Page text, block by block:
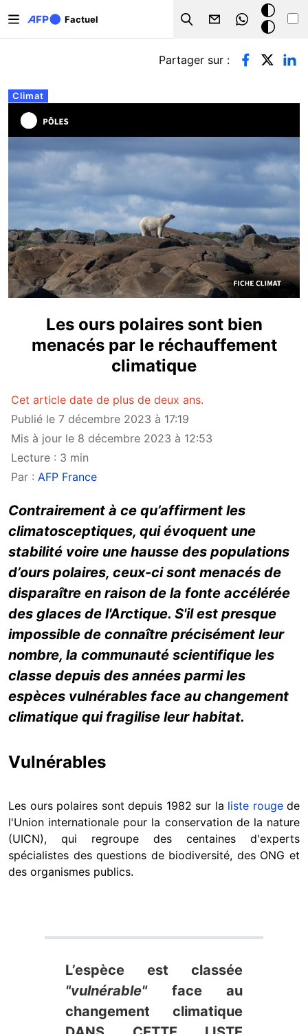
Factuel
Search
Mode
sombre
Onglets principaux
Climat
Partager sur :
Les ours polaires sont bien
menacés par le réchauffement
climatique
Cet article date de plus de deux ans.
Publié le 7 décembre 2023 à 17:19
Mis à jour le 8 décembre 2023 à 12:53
Lecture : 3 min
Par : AFP France
Contrairement à ce qu’affirment les
climatosceptiques, qui évoquent une
stabilité voire une hausse des populations
d’ours polaires, ceux-ci sont menacés de
disparaître en raison de la fonte accélérée
des glaces de l'Arctique. S'il est presque
impossible de connaître précisément leur
nombre, la communauté scientifique les
classe depuis des années parmi les
espèces vulnérables face au changement
climatique qui fragilise leur habitat.
Vulnérables
Les ours polaires sont depuis 1982 sur la liste rougede
l'Union internationale pour la conservation de la nature
(UICN), qui regroupe des centaines d'experts
spécialistes des questions de biodiversité, des ONG et
des organismes publics.
L’espèce est classée
"vulnérable"face au
changement climatique